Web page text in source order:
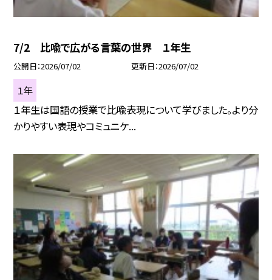
7/2 比喩で広がる言葉の世界 １年生
公開日 2026/07/02 更新日 2026/07/02
１年
１年生は国語の授業で比喩表現について学びました。より分
かりやすい表現やコミュニケ...